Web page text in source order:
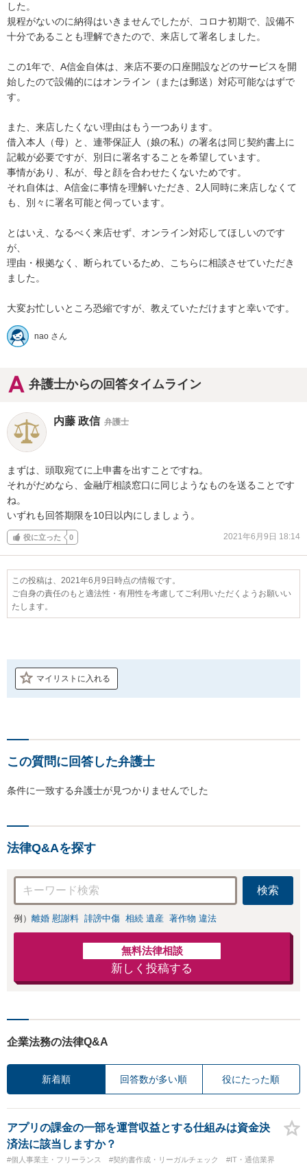
した。
規程がないのに納得はいきませんでしたが、コロナ初期で、設備不
十分であることも理解できたので、来店して署名しました。
この1年で、A信金自体は、来店不要の口座開設などのサービスを開
始したので設備的にはオンライン（または郵送）対応可能なはずで
す。
また、来店したくない理由はもう一つあります。
借入本人（母）と、連帯保証人（娘の私）の署名は同じ契約書上に
記載が必要ですが、別日に署名することを希望しています。
事情があり、私が、母と顔を合わせたくないためです。
それ自体は、A信金に事情を理解いただき、2人同時に来店しなくて
も、別々に署名可能と伺っています。
とはいえ、なるべく来店せず、オンライン対応してほしいのです
が、
理由・根拠なく、断られているため、こちらに相談させていただき
ました。
大変お忙しいところ恐縮ですが、教えていただけますと幸いです。
nao さん
弁護士からの回答タイムライン
内藤 政信 弁護士
まずは、頭取宛てに上申書を出すことですね。
それがだめなら、金融庁相談窓口に同じようなものを送ることです
ね。
いずれも回答期限を10日以内にしましょう。
役に立った 0 2021年6月9日 18:14
この投稿は、2021年6月9日時点の情報です。
ご自身の責任のもと適法性・有用性を考慮してご利用いただくようお願いい
たします。
マイリストに入れる
この質問に回答した弁護士
条件に一致する弁護士が見つかりませんでした
法律Q&Aを探す
検索
例） 離婚 慰謝料 誹謗中傷 相続 遺産 著作物 違法
無料法律相談
新しく投稿する
企業法務の法律Q&A
新着順 回答数が多い順 役にたった順
アプリの課金の一部を運営収益とする仕組みは資金決
済法に該当しますか？
#個人事業主・フリーランス #契約書作成・リーガルチェック #IT・通信業界